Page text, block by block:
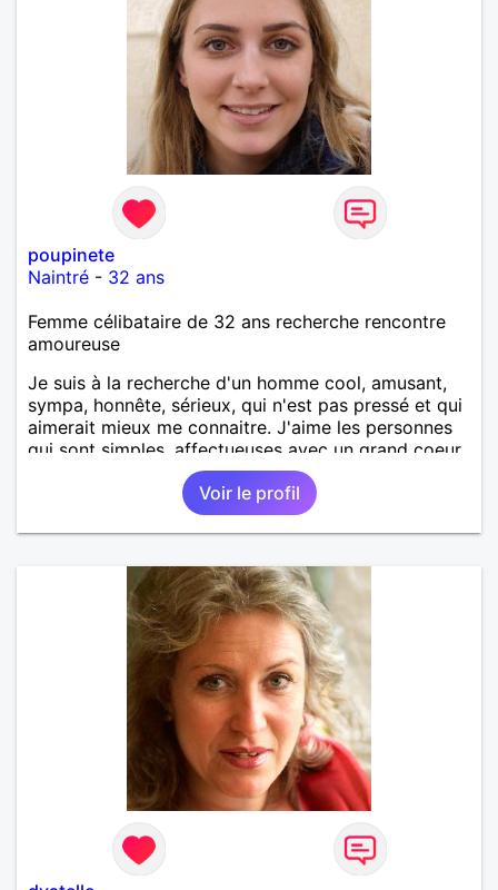
poupinete
Naintré - 32 ans
Femme célibataire de 32 ans recherche rencontre
amoureuse
Je suis à la recherche d'un homme cool, amusant,
sympa, honnête, sérieux, qui n'est pas pressé et qui
aimerait mieux me connaitre. J'aime les personnes
qui sont simples, affectueuses avec un grand coeur.
Voir le profil